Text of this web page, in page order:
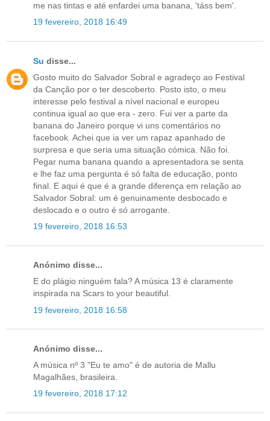
me nas tintas e até enfardei uma banana, 'táss bem'.
19 fevereiro, 2018 16:49
Su disse...
Gosto muito do Salvador Sobral e agradeço ao Festival
da Canção por o ter descoberto. Posto isto, o meu
interesse pelo festival a nível nacional e europeu
continua igual ao que era - zero. Fui ver a parte da
banana do Janeiro porque vi uns comentários no
facebook. Achei que ia ver um rapaz apanhado de
surpresa e que seria uma situação cómica. Não foi.
Pegar numa banana quando a apresentadora se senta
e lhe faz uma pergunta é só falta de educação, ponto
final. E aqui é que é a grande diferença em relação ao
Salvador Sobral: um é genuinamente desbocado e
deslocado e o outro é só arrogante.
19 fevereiro, 2018 16:53
Anónimo disse...
E do plágio ninguém fala? A música 13 é claramente
inspirada na Scars to your beautiful.
19 fevereiro, 2018 16:58
Anónimo disse...
A música nº 3 "Eu te amo" é de autoria de Mallu
Magalhães, brasileira.
19 fevereiro, 2018 17:12